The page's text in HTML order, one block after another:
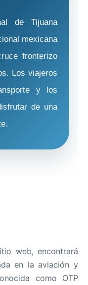
de Tijuana
mexicana
fronterizo
Los viajeros
y los
de una
web, encontrará
en la aviación y
como OTP